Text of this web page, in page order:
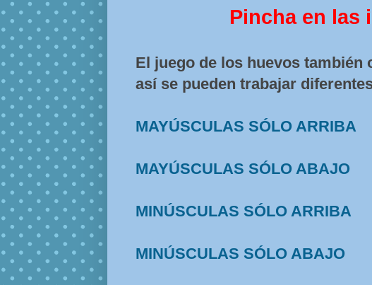
Pincha en las
El juego de los huevos también
así se pueden trabajar
MAYÚSCULAS SÓLO ARRIBA
MAYÚSCULAS SÓLO ABAJO
MINÚSCULAS SÓLO ARRIBA
MINÚSCULAS SÓLO ABAJO